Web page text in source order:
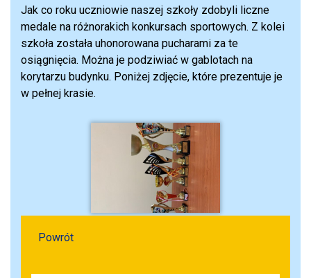
Jak co roku uczniowie naszej szkoły zdobyli liczne
medale na różnorakich konkursach sportowych. Z kolei
szkoła została uhonorowana pucharami za te
osiągnięcia. Można je podziwiać w gablotach na
korytarzu budynku. Poniżej zdjęcie, które prezentuje je
w pełnej krasie.
Powrót